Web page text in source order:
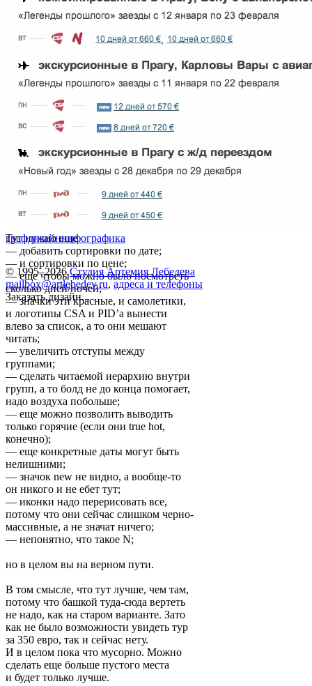
Тут нужно еще
— добавить сортировки по дате;
— и сортировки по цене;
— еще чтобы можно было посмотреть
сколько дней/ночей;
— значки эти красные, и самолетики,
и логотипы CSA и PID’а вынести
влево за список, а то они мешают
читать;
— увеличить отступы между
группами;
— сделать читаемой иерархию внутри
групп, а то болд не до конца помогает,
надо воздуха побольше;
— еще можно позволить выводить
только горячие (если они true hot,
конечно);
— еще конкретные даты могут быть
нелишними;
— значок new не видно, а вообще-то
он никого и не ебет тут;
— иконки надо перерисовать все,
потому что они сейчас слишком черно-
массивные, а не значат ничего;
— непонятно, что такое N;
но в целом вы на верном пути.
В том смысле, что тут лучше, чем там,
потому что башкой туда-сюда вертеть
не надо, как на старом варианте. Зато
как не было возможности увидеть тур
за 350 евро, так и сейчас нету.
И в целом пока что мусорно. Можно
сделать еще больше пустого места
и будет только лучше.
графдизайнинфографика
© 1995–2026 Студия Артемия Лебедева
mailbox@artlebedev.ru, адреса и телефоны
Заказать дизайн...